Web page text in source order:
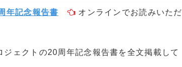
年記念報告書
オンラインでお読みいただ
ェクトの20周年記念報告書を全文掲載して